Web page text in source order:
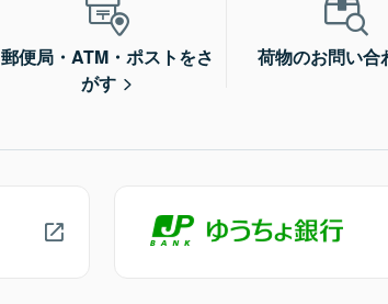
郵便局・ATM・ポストをさ
がす
荷物のお問い合